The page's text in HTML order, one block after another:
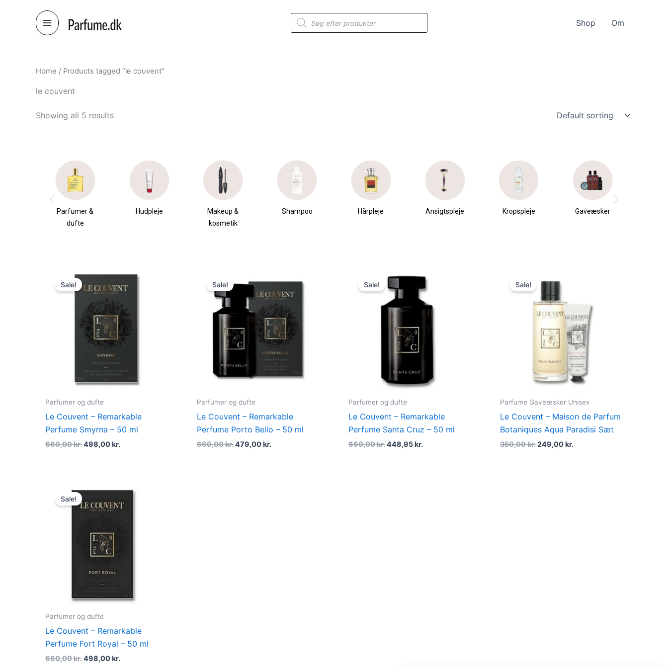
Products
search
Shop Om
Home / Products tagged “le couvent”
le couvent
Showing all 5 results
Parfumer &
dufte
Hudpleje
Makeup &
kosmetik
Shampoo Hårpleje Ansigtspleje Kropspleje Gaveæsker
Sale!
Parfumer og dufte
Le Couvent – Remarkable
Perfume Smyrna – 50 ml
660,00kr.
was:
660,00 kr..
498,00kr.
is:
Sale!
Parfumer og dufte
Le Couvent – Remarkable
Perfume Porto Bello – 50 ml
660,00kr.
price
660,00 kr..
479,00kr.
price
479,00 kr..
Sale!
Parfumer og dufte
Le Couvent – Remarkable
Perfume Santa Cruz – 50 ml
660,00kr.
price
was:
660,00 kr..
448,95kr.
price
is:
448,95 kr..
Sale!
Parfume Gaveæsker Unisex
Le Couvent – Maison de Parfum
Botaniques Aqua Paradisi Sæt
350,00kr.
price
350,00 kr..
249,00kr.
Sale!
Parfumer og dufte
Le Couvent – Remarkable
Perfume Fort Royal – 50 ml
660,00kr.
was:
660,00 kr..
498,00kr.
price
is: